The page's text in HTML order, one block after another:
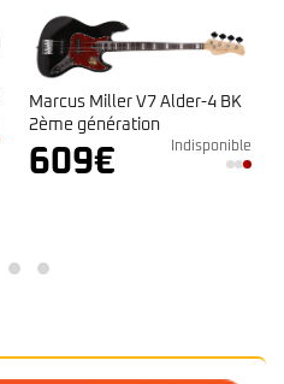
Marcus Miller V7 Alder-4 BK
2ème génération
609€ Indisponible